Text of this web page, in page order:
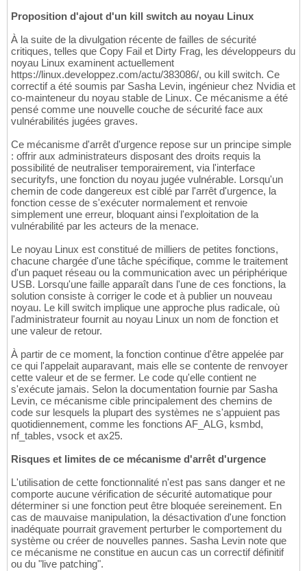
Proposition d'ajout d'un kill switch au noyau Linux
À la suite de la divulgation récente de failles de sécurité
critiques, telles que Copy Fail et Dirty Frag, les développeurs du
noyau Linux examinent actuellement
https://linux.developpez.com/actu/383086/, ou kill switch. Ce
correctif a été soumis par Sasha Levin, ingénieur chez Nvidia et
co-mainteneur du noyau stable de Linux. Ce mécanisme a été
pensé comme une nouvelle couche de sécurité face aux
vulnérabilités jugées graves.
Ce mécanisme d'arrêt d'urgence repose sur un principe simple
: offrir aux administrateurs disposant des droits requis la
possibilité de neutraliser temporairement, via l'interface
securityfs, une fonction du noyau jugée vulnérable. Lorsqu'un
chemin de code dangereux est ciblé par l'arrêt d'urgence, la
fonction cesse de s'exécuter normalement et renvoie
simplement une erreur, bloquant ainsi l'exploitation de la
vulnérabilité par les acteurs de la menace.
Le noyau Linux est constitué de milliers de petites fonctions,
chacune chargée d'une tâche spécifique, comme le traitement
d'un paquet réseau ou la communication avec un périphérique
USB. Lorsqu'une faille apparaît dans l'une de ces fonctions, la
solution consiste à corriger le code et à publier un nouveau
noyau. Le kill switch implique une approche plus radicale, où
l'administrateur fournit au noyau Linux un nom de fonction et
une valeur de retour.
À partir de ce moment, la fonction continue d'être appelée par
ce qui l'appelait auparavant, mais elle se contente de renvoyer
cette valeur et de se fermer. Le code qu'elle contient ne
s'exécute jamais. Selon la documentation fournie par Sasha
Levin, ce mécanisme cible principalement des chemins de
code sur lesquels la plupart des systèmes ne s'appuient pas
quotidiennement, comme les fonctions AF_ALG, ksmbd,
nf_tables, vsock et ax25.
Risques et limites de ce mécanisme d'arrêt d'urgence
L'utilisation de cette fonctionnalité n'est pas sans danger et ne
comporte aucune vérification de sécurité automatique pour
déterminer si une fonction peut être bloquée sereinement. En
cas de mauvaise manipulation, la désactivation d'une fonction
inadéquate pourrait gravement perturber le comportement du
système ou créer de nouvelles pannes. Sasha Levin note que
ce mécanisme ne constitue en aucun cas un correctif définitif
ou du "live patching".